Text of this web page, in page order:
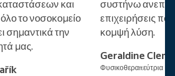
και
το νοσοκομείο
σημαντικά την
μας.
συστήνω
επιχειρήσεις
κομψή λύση.
Geraldine
Φυσικοθεραπεύτρια